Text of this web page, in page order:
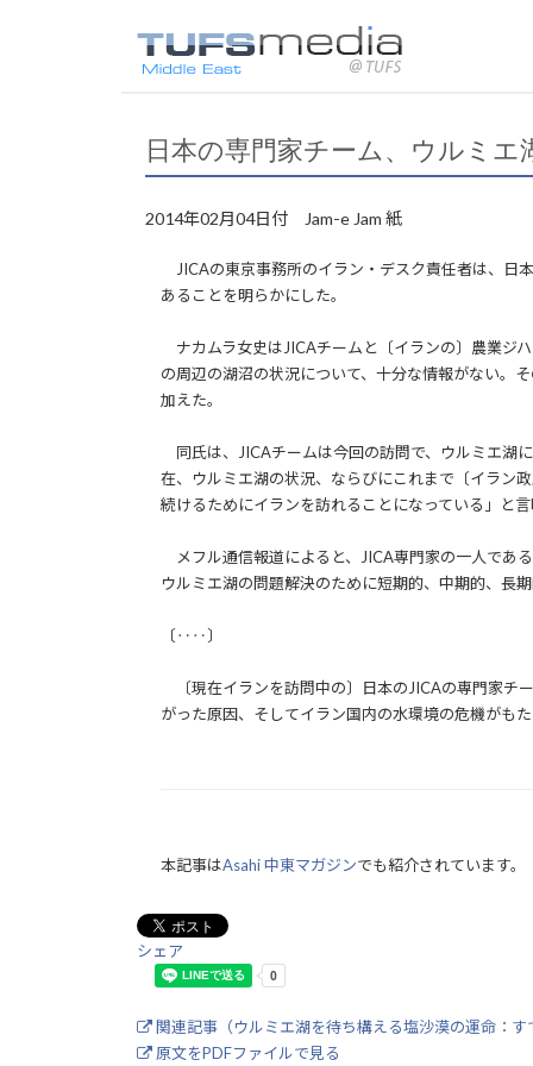
日本の専門家チーム、ウルミ
2014年02月04日付 Jam-e Jam 紙
JICAの東京事務所のイラン・デスク責任者は、日
あることを明らかにした。
ナカムラ女史はJICAチームと〔イランの〕農業ジ
の周辺の湖沼の状況について、十分な情報がない。
加えた。
同氏は、JICAチームは今回の訪問で、ウルミエ湖
在、ウルミエ湖の状況、ならびにこれまで〔イラン
続けるためにイランを訪れることになっている」と言
メフル通信報道によると、JICA専門家の一人であ
ウルミエ湖の問題解決のために短期的、中期的、長
〔‥‥〕
〔現在イランを訪問中の〕日本のJICAの専門家チ
がった原因、そしてイラン国内の水環境の危機がも
本記事はAsahi 中東マガジンでも紹介されています。
シェア
関連記事（ウルミエ湖を待ち構える塩沙漠の運命：す
原文をPDFファイルで見る